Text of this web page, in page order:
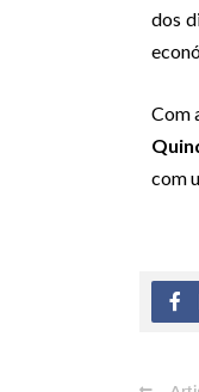
dos
Com
com